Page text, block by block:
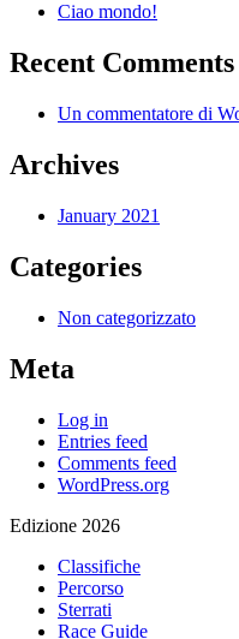
Ciao mondo!
Recent Comments
Un commentatore di
Archives
January 2021
Categories
Non categorizzato
Meta
Log in
Entries feed
Comments feed
WordPress.org
Edizione 2026
Classifiche
Percorso
Sterrati
Race Guide